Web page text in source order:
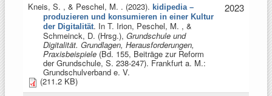
Kneis, S. , & Peschel, M. . (2023). kidipedia –
produzieren und konsumieren in einer Kultur
der Digitalität. In T. Irion, Peschel, M. , &
Schmeinck, D. (Hrsg.), Grundschule und
Digitalität. Grundlagen, Herausforderungen,
Praxisbeispiele (Bd. 155, Beiträge zur Reform
der Grundschule, S. 238-247). Frankfurt a. M.:
Grundschulverband e. V.
(211.2 KB)
2023